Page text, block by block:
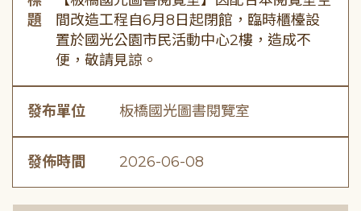
題
間改造工程自6月8日起閉館，臨時櫃檯設
置於國光公園市民活動中心2樓，造成不
便，敬請見諒。
發布單位 板橋國光圖書閱覽室
發佈時間 2026-06-08